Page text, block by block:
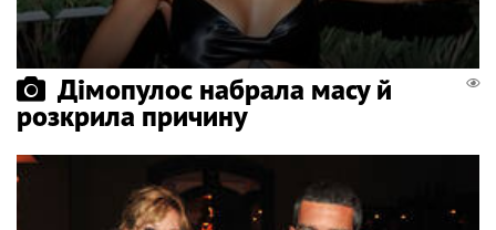
Дімопулос набрала масу й
розкрила причину